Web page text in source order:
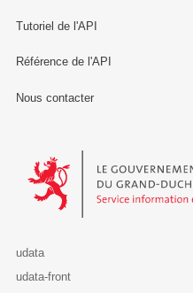
Tutoriel de l'API
Référence de l'API
Nous contacter
Le Gouvernement du Grand-
udata
udata-front